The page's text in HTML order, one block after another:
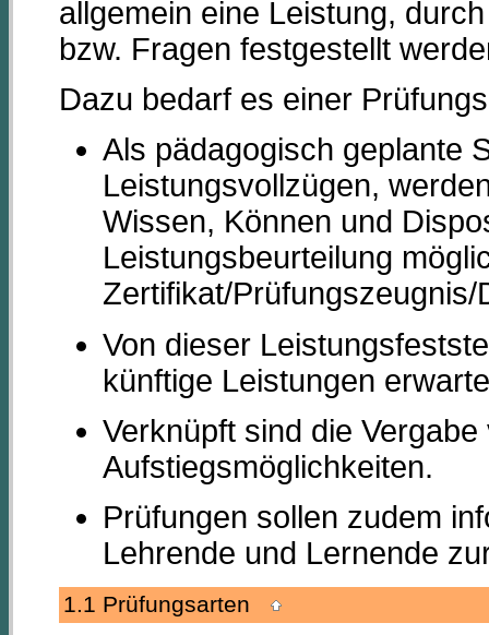
allgemein eine Leistung,
bzw. Fragen festgestellt
Dazu bedarf es einer
Als pädagogisch geplante
Leistungsvollzügen,
Wissen, Können und
Leistungsbeurteilung
Zertifikat/
Von dieser
künftige Leistungen
Verknüpft sind die
Aufstiegsmöglichkeiten.
Prüfungen sollen zudem
Lehrende und Lernende
1.1 Prüfungsarten